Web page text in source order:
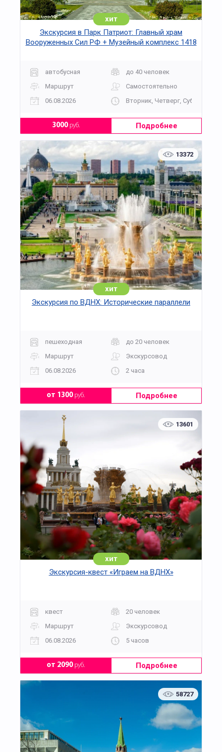
хит
Экскурсия в Парк Патриот: Главный храм
Вооруженных Сил РФ + Музейный комплекс 1418
автобусная
до 40 человек
Маршрут
Самостоятельно
06.08.2026
Вторник, Четверг, Суббота,
3000руб. Подробнее
13372
хит
Экскурсия по ВДНХ: Исторические параллели
пешеходная
до 20 человек
Маршрут
Экскурсовод
06.08.2026
2 часа
от 1300руб. Подробнее
13601
хит
Экскурсия-квест «Играем на ВДНХ»
квест
20 человек
Маршрут
Экскурсовод
06.08.2026
5 часов
от 2090руб. Подробнее
58727